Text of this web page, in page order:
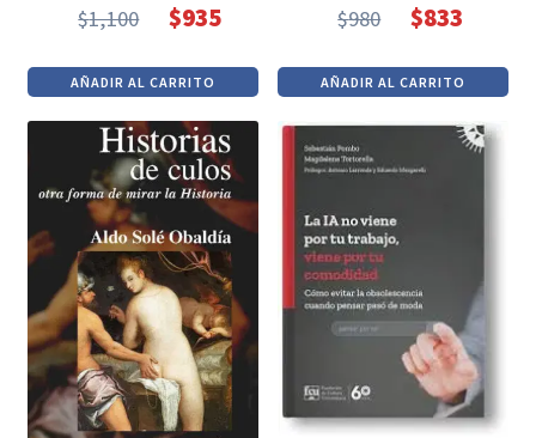
$1,100
precio
original
era:
$1,100.
$935
precio
actual
es:
$935.
AÑADIR AL CARRITO
$980
precio
original
era:
$980.
$833
precio
actual
es:
$833.
AÑADIR AL CARRITO